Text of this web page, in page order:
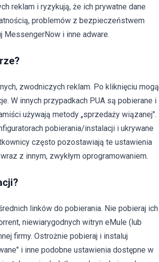
reklam i ryzykują, że ich prywatne dane
problemów z bezpieczeństwem
MessengerNow i inne adware.
zwodniczych reklam. Po kliknięciu mogą
W innych przypadkach PUA są pobierane i
używają metody „sprzedaży wiązanej".
pobierania/instalacji i ukrywane
często pozostawiają te ustawienia
z innym, zwykłym oprogramowaniem.
linków do pobierania. Nie pobieraj ich
niewiarygodnych witryn eMule (lub
firmy. Ostrożnie pobieraj i instaluj
i inne podobne ustawienia dostępne w